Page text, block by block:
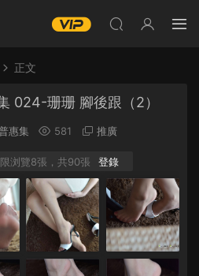
正文
024-珊珊 腳後跟（2）
惠集 581 推廣
浏覽8張，共90張 登錄